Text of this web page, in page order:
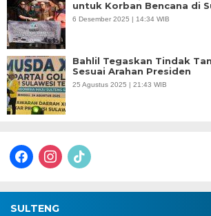
untuk Korban Bencana di
6 Desember 2025 | 14:34 WIB
Bahlil Tegaskan Tindak
Sesuai Arahan Presiden
25 Agustus 2025 | 21:43 WIB
facebookinstagram
tiktok
SULTENG